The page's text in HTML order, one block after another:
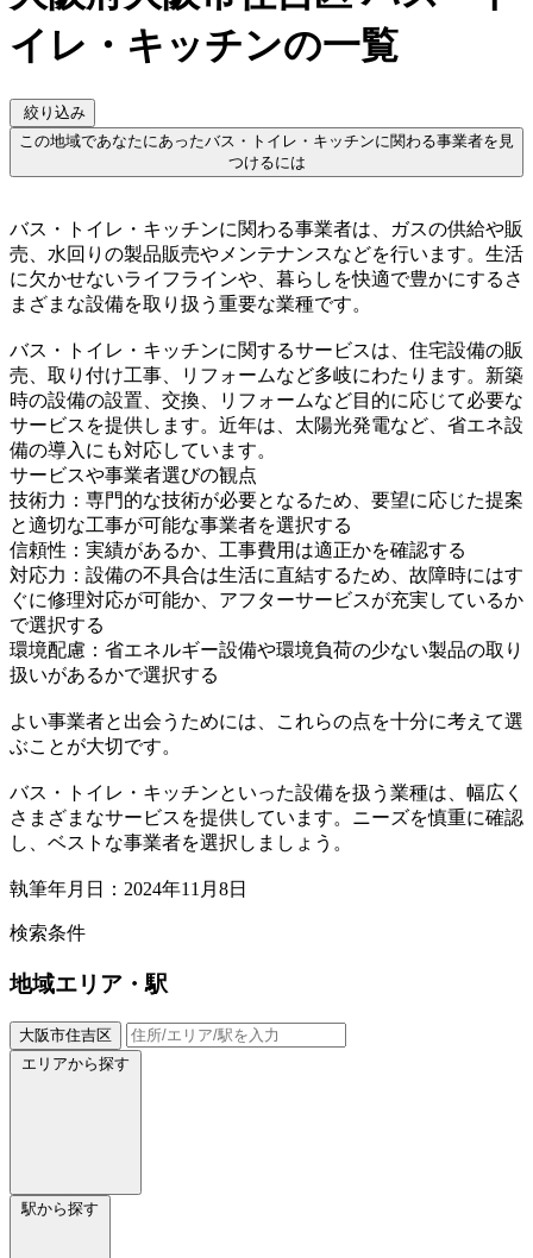
イレ・キッチンの一覧
絞り込み
この地域であなたにあったバス・トイレ・キッチンに関わる事業者を見
つけるには
バス・トイレ・キッチンに関わる事業者は、ガスの供給や販
売、水回りの製品販売やメンテナンスなどを行います。生活
に欠かせないライフラインや、暮らしを快適で豊かにするさ
まざまな設備を取り扱う重要な業種です。
バス・トイレ・キッチンに関するサービスは、住宅設備の販
売、取り付け工事、リフォームなど多岐にわたります。新築
時の設備の設置、交換、リフォームなど目的に応じて必要な
サービスを提供します。近年は、太陽光発電など、省エネ設
備の導入にも対応しています。
サービスや事業者選びの観点
技術力：専門的な技術が必要となるため、要望に応じた提案
と適切な工事が可能な事業者を選択する
信頼性：実績があるか、工事費用は適正かを確認する
対応力：設備の不具合は生活に直結するため、故障時にはす
ぐに修理対応が可能か、アフターサービスが充実しているか
で選択する
環境配慮：省エネルギー設備や環境負荷の少ない製品の取り
扱いがあるかで選択する
よい事業者と出会うためには、これらの点を十分に考えて選
ぶことが大切です。
バス・トイレ・キッチンといった設備を扱う業種は、幅広く
さまざまなサービスを提供しています。ニーズを慎重に確認
し、ベストな事業者を選択しましょう。
執筆年月日：2024年11月8日
検索条件
地域エリア・駅
大阪市住吉区
エリアから探す
駅から探す